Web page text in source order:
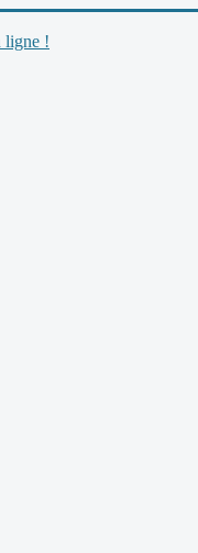
ligne !